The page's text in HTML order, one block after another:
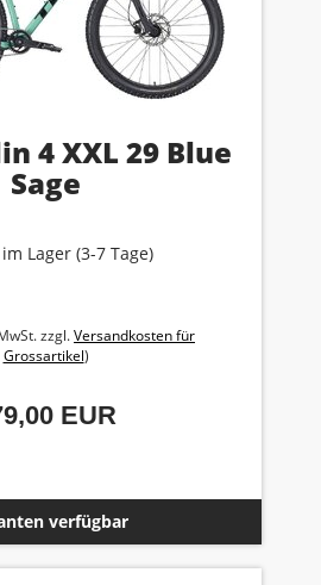
4 XXL 29 Blue
Sage
Lager (3-7 Tage)
zzgl.Versandkosten für
Grossartikel)
EUR
verfügbar